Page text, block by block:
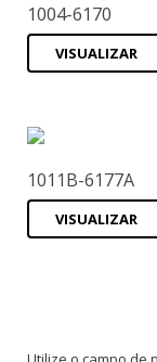
1004-6170
VISUALIZAR
1011B-6177A
VISUALIZAR